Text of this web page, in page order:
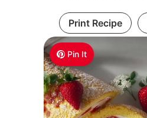
Pin It
Print Recipe